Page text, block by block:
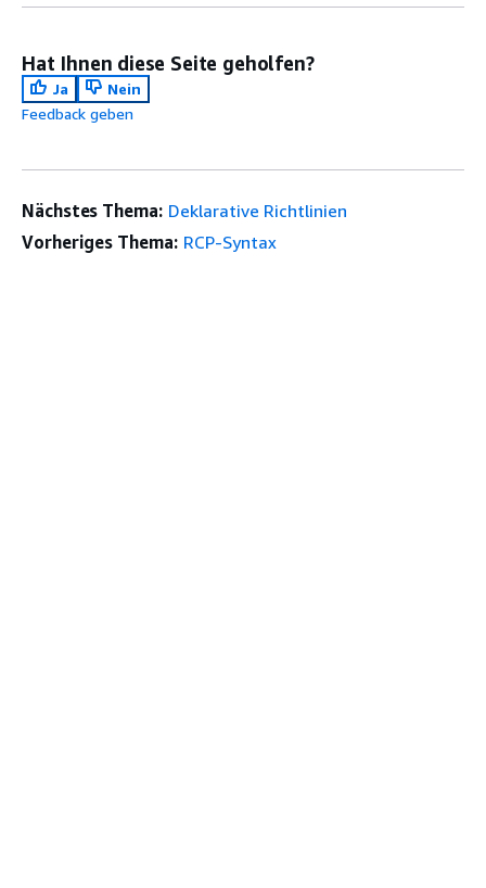
Hat Ihnen diese Seite geholfen?
Ja
Nein
Feedback geben
Nächstes Thema: Deklarative Richtlinien
Vorheriges Thema: RCP-Syntax